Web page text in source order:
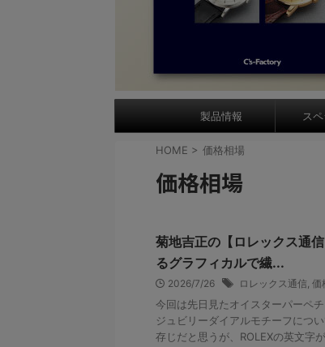
製品情報 ス
HOME > 価格相場
価格相場
菊地吉正の【ロレックス通
るグラフィカルで繊...
2026/7/26 ロレックス通信, 価
今回は先日見たオイスターパーペ
ジュビリーダイアルモチーフにつ
存じだと思うが、ROLEXの英文字